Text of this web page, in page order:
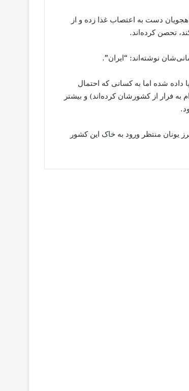
دست به اعتصاب غذا زده و از
تحصن کرده‌اند.
نوشته‌اند: “ایران”.
داده شده اما به کسانی که احتمال
به فرار از کشورشان کرده‌اند) و بیشتر
در مرز یونان منتظر ورود به خاک این کشور